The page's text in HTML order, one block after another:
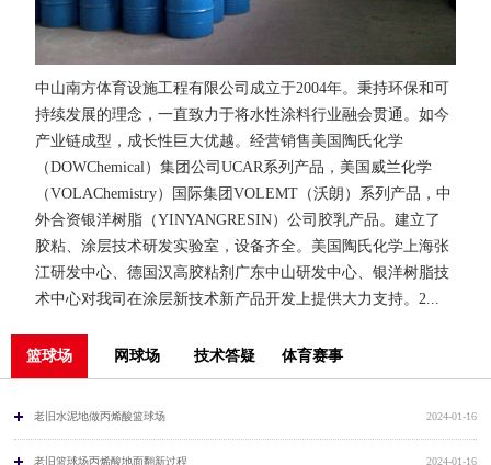
中山南方体育设施工程有限公司成立于2004年。秉持环保和可
持续发展的理念，一直致力于将水性涂料行业融会贯通。如今
产业链成型，成长性巨大优越。经营销售美国陶氏化学
（DOWChemical）集团公司UCAR系列产品，美国威兰化学
（VOLAChemistry）国际集团VOLEMT（沃朗）系列产品，中
外合资银洋树脂（YINYANGRESIN）公司胶乳产品。建立了
胶粘、涂层技术研发实验室，设备齐全。美国陶氏化学上海张
江研发中心、德国汉高胶粘剂广东中山研发中心、银洋树脂技
术中心对我司在涂层新技术新产品开发上提供大力支持。2...
篮球场 网球场 技术答疑 体育赛事
2024-01-16
老旧水泥地做丙烯酸篮球场
2024-01-16
老旧篮球场丙烯酸地面翻新过程